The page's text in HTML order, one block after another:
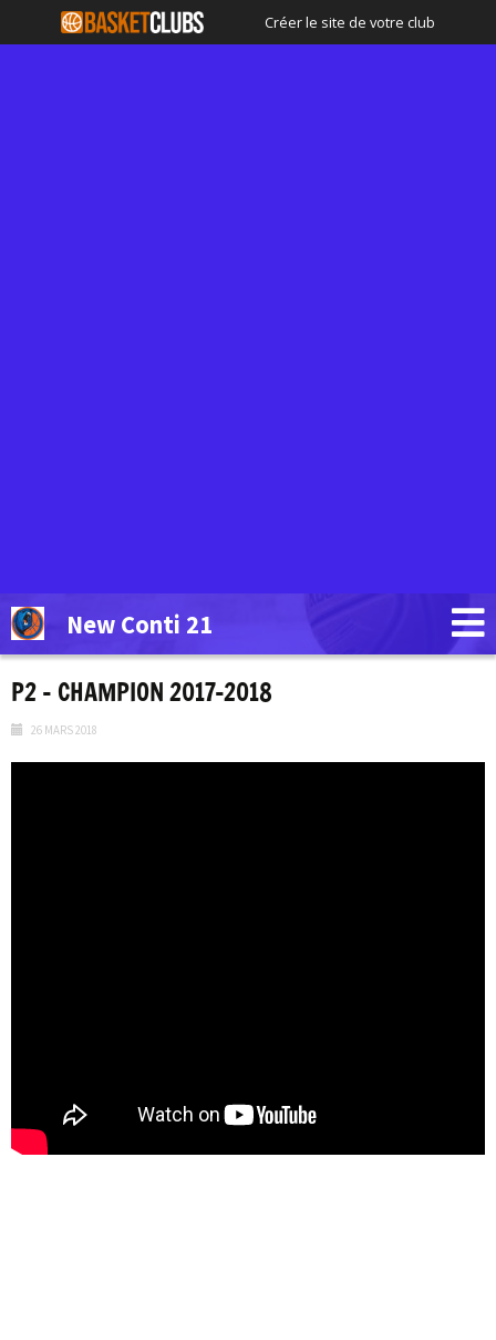
Créer le site de votre club
New Conti 21
P2 – CHAMPION 2017-2018
26 MARS 2018